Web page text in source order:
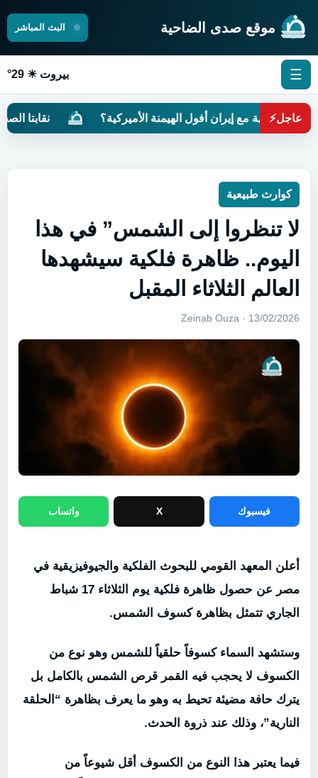
موقع صدى الضاحية البث المباشر
☰ بيروت ☀ 29°
عاجل⚡
مع إيران أفول الهيمنة الأميركية؟ نقابتا الصحافة
كوارث طبيعية
لا تنظروا إلى الشمس” في هذا
اليوم.. ظاهرة فلكية سيشهدها
العالم الثلاثاء المقبل
13/02/2026 · Zeinab Ouza
فيسبوك X واتساب
أعلن المعهد القومي للبحوث الفلكية والجيوفيزيقية في
مصر عن حصول ظاهرة فلكية يوم الثلاثاء 17 شباط
الجاري تتمثل بظاهرة كسوف الشمس.
وستشهد السماء كسوفاً حلقياً للشمس وهو نوع من
الكسوف لا يحجب فيه القمر قرص الشمس بالكامل بل
يترك حافة مضيئة تحيط به وهو ما يعرف بظاهرة “الحلقة
النارية”، وذلك عند ذروة الحدث.
فيما يعتبر هذا النوع من الكسوف أقل شيوعاً من